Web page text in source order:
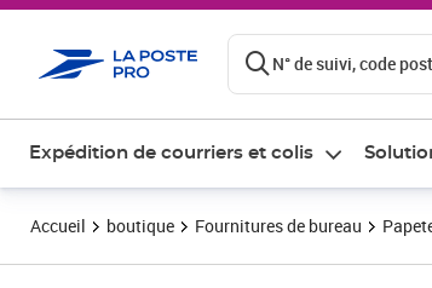
N° de suivi, code
Expédition de courriers et colis
Accueil boutique Fournitures de bureau